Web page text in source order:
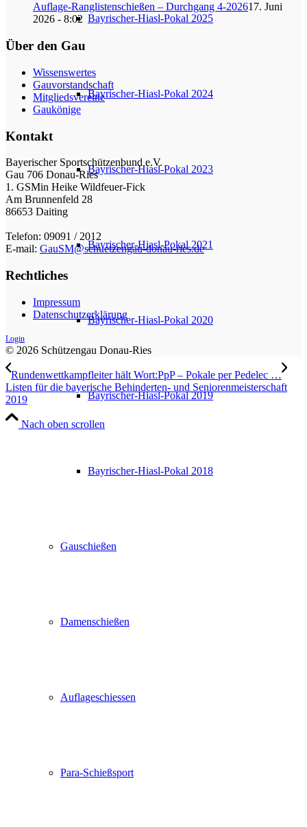
Bayrischer-Hiasl-Pokal 2025
Bayrischer-Hiasl-Pokal 2024
Bayrischer-Hiasl-Pokal 2023
Bayrischer-Hiasl-Pokal 2021
Bayrischer-Hiasl-Pokal 2020
Bayrischer-Hiasl-Pokal 2019
Bayrischer-Hiasl-Pokal 2018
Gauschießen
Damenschießen
Auflageschiessen
Para-Schießsport
Auflage-Ranglistenschießen – Durchgang 4-202617. Juni
2026 - 8:02
Über den Gau
Wissenswertes
Gauvorstandschaft
Mitgliedsvereine
Gaukönige
Kontakt
Bayerischer Sportschützenbund e.V.
Gau 706 Donau-Ries
1. GSMin Heike Wildfeuer-Fick
Am Brunnenfeld 28
86653 Daiting
Telefon: 09091 / 2012
E-mail: GauSM@schuetzengau-donau-ries.de
Rechtliches
Impressum
Datenschutzerklärung
Login
© 2026 Schützengau Donau-Ries
Rundenwettkampfleiter hält Wort:PpP – Pokale per Pedelec …
Listen für die bayerische Behinderten- und Seniorenmeisterschaft
2019
Nach oben scrollen